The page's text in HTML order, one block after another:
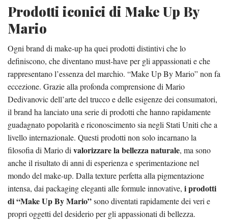
Prodotti iconici di Make Up By
Mario
Ogni brand di make-up ha quei prodotti distintivi che lo
definiscono, che diventano must-have per gli appassionati e che
rappresentano l’essenza del marchio. “Make Up By Mario” non fa
eccezione. Grazie alla profonda comprensione di Mario
Dedivanovic dell’arte del trucco e delle esigenze dei consumatori,
il brand ha lanciato una serie di prodotti che hanno rapidamente
guadagnato popolarità e riconoscimento sia negli Stati Uniti che a
livello internazionale. Questi prodotti non solo incarnano la
filosofia di Mario di valorizzare la bellezza naturale, ma sono
anche il risultato di anni di esperienza e sperimentazione nel
mondo del make-up. Dalla texture perfetta alla pigmentazione
intensa, dai packaging eleganti alle formule innovative, i prodotti
di “Make Up By Mario”sono diventati rapidamente dei veri e
propri oggetti del desiderio per gli appassionati di bellezza.